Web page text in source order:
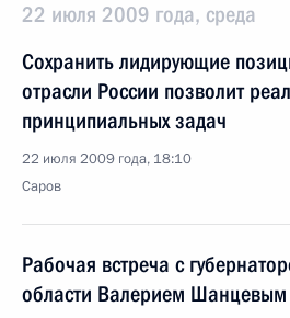
22 июля 2009 года, среда
Сохранить лидирующие
отрасли России позволит
принципиальных задач
22 июля 2009 года, 18:10
Саров
Рабочая встреча с
области Валерием Шанцевым